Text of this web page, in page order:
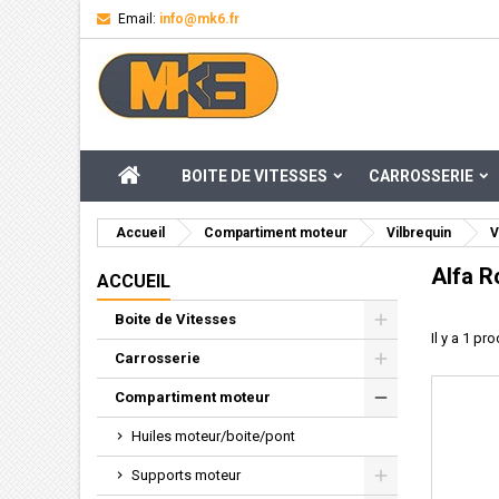
Email: info@mk6.fr
ACCUEILBOITE DE VITESSES CARROSSERIE
Accueil Compartiment moteur Vilbrequin
ACCUEIL
Boite de Vitesses
Carrosserie
Compartiment moteur
Huiles moteur/boite/pont
Supports moteur
Alfa
Il y a 1